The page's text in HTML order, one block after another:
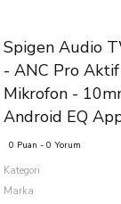
Spigen Audio
- ANC Pro
Mikrofon -
Android EQ
0 Puan - 0 Yorum
Kategori
Marka